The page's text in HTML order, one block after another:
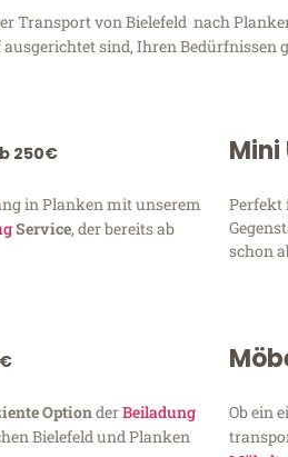
Transport von Bielefeld nach
ausgerichtet sind, Ihren
250€
in Planken mit unserem
Service, der bereits ab
Mini
schon
OptionderBeiladung
Bielefeld und Planken
Ob ein